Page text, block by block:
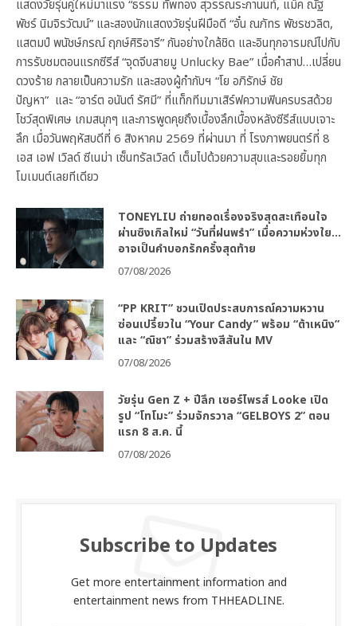
แสดงวัยรุ่นคู่ใหม่มาแรง “ธรรม ทัพทอง สุวรรณระกานนท์, แม็ค ณัฐ
พัชร์ นิมจิรวัฒน์” และสองนักแสดงวัยรุ่นฝีมือดี “อั๋น ณภัทร พัชรชวลิต,
แสตมป์ พนัชษ์กรณ์ ฤกษ์ศิริอารี” กันอย่างใกล้ชิด และอินทุกอารมณ์ไปกับ
การรับชมตอนแรกซีรีส์ “จุดจีบสายมู Unlucky Bae” เมื่อคำสาป…เปลี่ยน
ดวงร้าย กลายเป็นความรัก และสองผู้กำกับฯ “โย อภิรักษ์ ชัย
ปัญหา” และ “อาร์ต อนันต์ รัศมี” ที่แท็กทีมมาเสิร์ฟความฟินครบรสด้วย
โชว์สุดพิเศษ เกมสนุกๆ และการพูดคุยถึงเบื้องลึกเบื้องหลังซีรีส์แบบเจาะ
ลึก เมื่อวันพฤหัสบดีที่ 6 สิงหาคม 2569 ที่ผ่านมา ที่ โรงภาพยนตร์ที่ 8
เอส เอฟ เวิลด์ ซีเนม่า เซ็นทรัลเวิลด์ เต็มไปด้วยความสุขและรอยยิ้มทุก
โมเมนต์เลยทีเดียว
TONEYLIU ถ่ายทอดเรื่องจริงสุดสะเทือนใจ
ผ่านซิงเกิลใหม่ “วันที่ฝนพรำ” เมื่อความห่วงใย…
อาจเป็นคำบอกรักครั้งสุดท้าย
07/08/2026
“PP KRIT” ชวนเปิดประสบการณ์ความหวาน
ซ่อนเปรี้ยวใน “Your Candy” พร้อม “ต้าเหนิง”
และ “ณิชา” ร่วมสร้างสีสันใน MV
07/08/2026
วัยรุ่น Gen Z + ปีลึก เซอร์ไพรส์ Looke เปิด
รูป “โทโมะ” ร่วมจักรวาล “GELBOYS 2” ตอน
แรก 8 ส.ค. นี้
07/08/2026
Subscribe to Updates
Get more entertainment information and
entertainment news from THHEADLINE.